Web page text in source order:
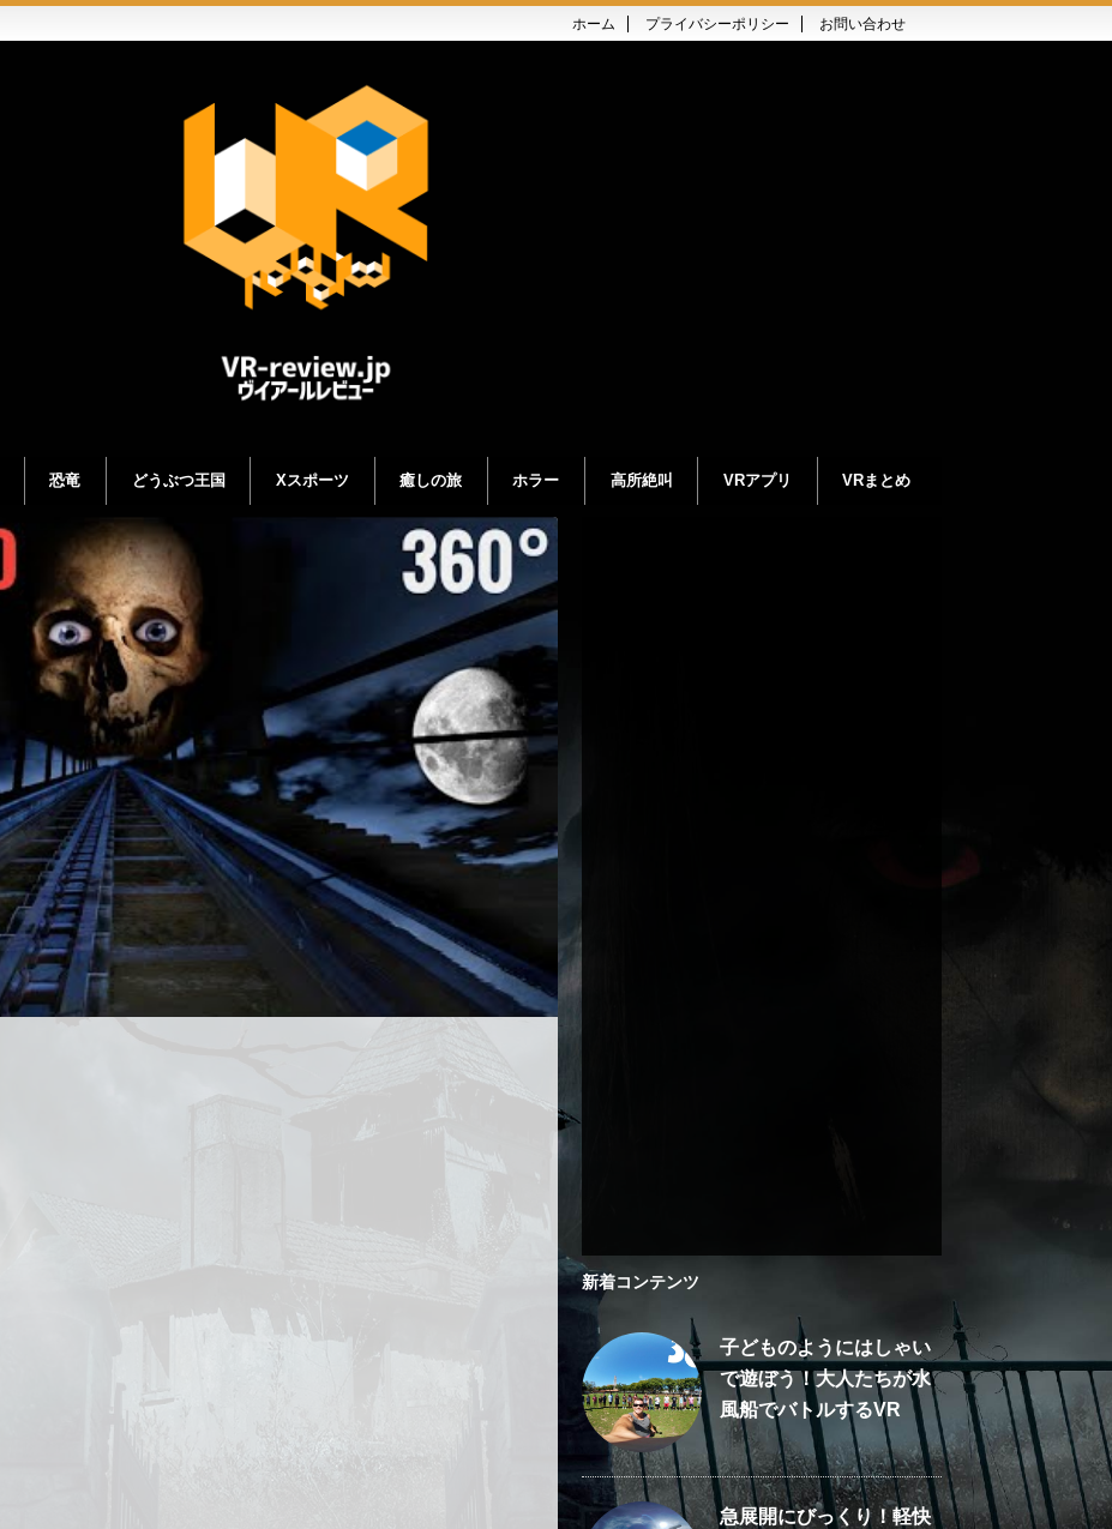
ホーム プライバシーポリシー お問い合わせ
恐竜 どうぶつ王国 Xスポーツ 癒しの旅 ホラー 高所絶叫 VRアプリ VRまとめ
新着コンテンツ
子どものようにはしゃい
で遊ぼう！大人たちが水
風船でバトルするVR
急展開にびっくり！軽快